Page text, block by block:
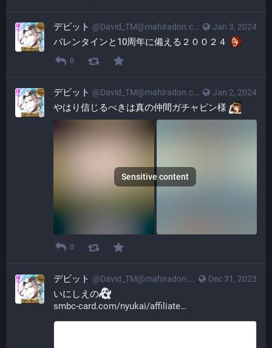
Jan 3, 2024
デビット @David_TM@mahiradon.com
バレンタインと10周年に備える２００２４
0
Jan 2, 2024
デビット @David_TM@mahiradon.com
やはり信じるべきは真の仲間​ガチャピン様
Sensitive content
0
Dec 31, 2023
デビット @David_TM@mahiradon.com
いにしえの
smbc-card.com/nyukai/affiliate